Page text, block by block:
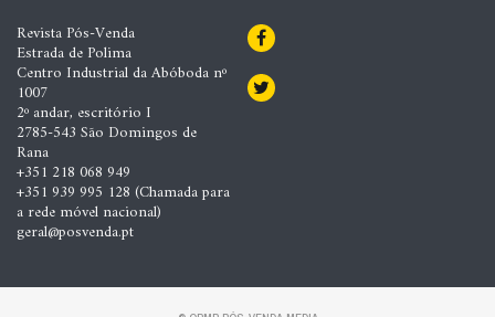
Revista Pós-Venda
Estrada de Polima
Centro Industrial da Abóboda nº
1007
2º andar, escritório I
2785-543 São Domingos de
Rana
+351 218 068 949
+351 939 995 128 (Chamada para
a rede móvel nacional)
geral@posvenda.pt